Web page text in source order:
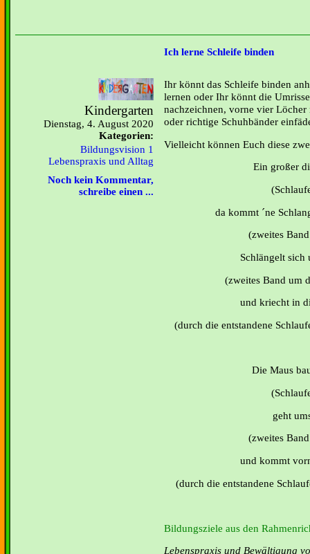
Ich lerne Schleife binden
Kindergarten
Dienstag, 4. August 2020
Kategorien:
Bildungsvision 1
Lebenspraxis und Alltag
Noch kein Kommentar,
schreibe einen ...
Ihr könnt das Schleife binden
lernen oder Ihr könnt die
nachzeichnen, vorne vier
oder richtige Schuhbänder
Vielleicht können Euch diese
Ein großer
da kommt ´ne
(zweites
Schlängelt sich
(zweites Band um
und kriecht in
(durch die entstandene
Die Maus
geht
(zweites
und kommt
(durch die entstandene
Bildungsziele aus den
Lebenspraxis und Bewältigung